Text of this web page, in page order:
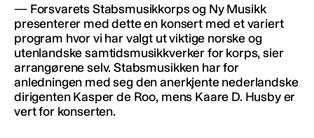
— Forsvarets Stabsmusikkorps og Ny Musikk
presenterer med dette en konsert med et variert
program hvor vi har valgt ut viktige norske og
utenlandske samtidsmusikkverker for korps, sier
arrangørene selv. Stabsmusikken har for
anledningen med seg den anerkjente nederlandske
dirigenten Kasper de Roo, mens Kaare D. Husby er
vert for konserten.